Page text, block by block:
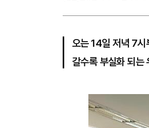
오는 14일 저녁 7시
갈수록 부실화 되는